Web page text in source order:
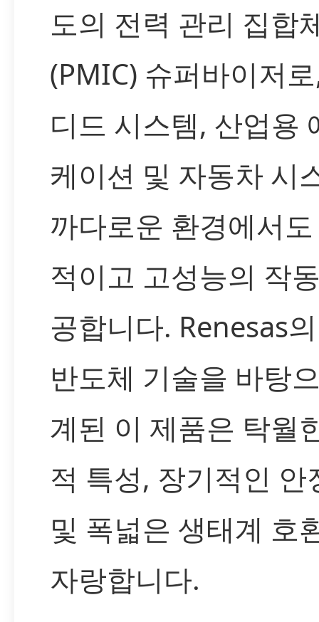
도의 전력 관리 집합
(PMIC) 슈퍼바이저
디드 시스템, 산업용
케이션 및 자동차 시
까다로운 환경에서
적이고 고성능의 작
공합니다. Renesas
반도체 기술을 바탕
계된 이 제품은 탁월
적 특성, 장기적인 안
및 폭넓은 생태계 호
자랑합니다.